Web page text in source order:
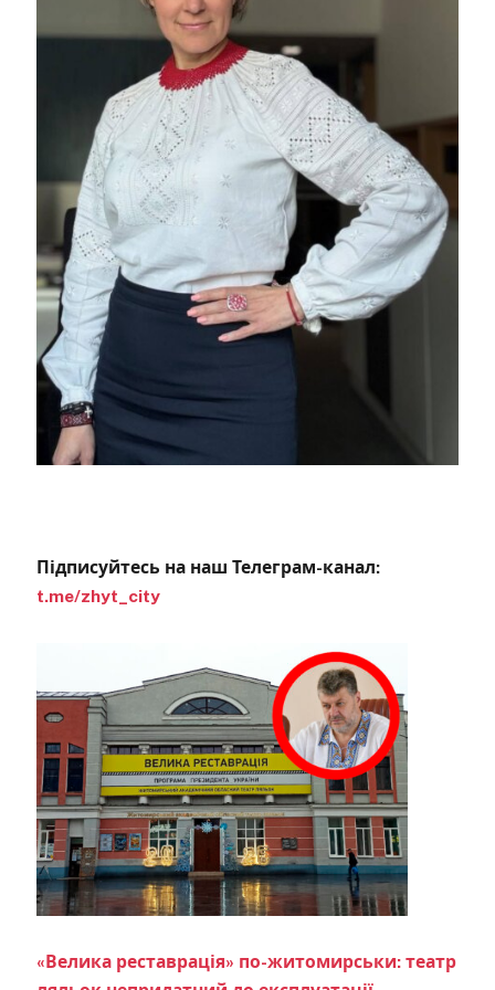
Підписуйтесь на наш Телеграм-канал:
t.me/zhyt_city
«Велика реставрація» по-житомирськи: театр